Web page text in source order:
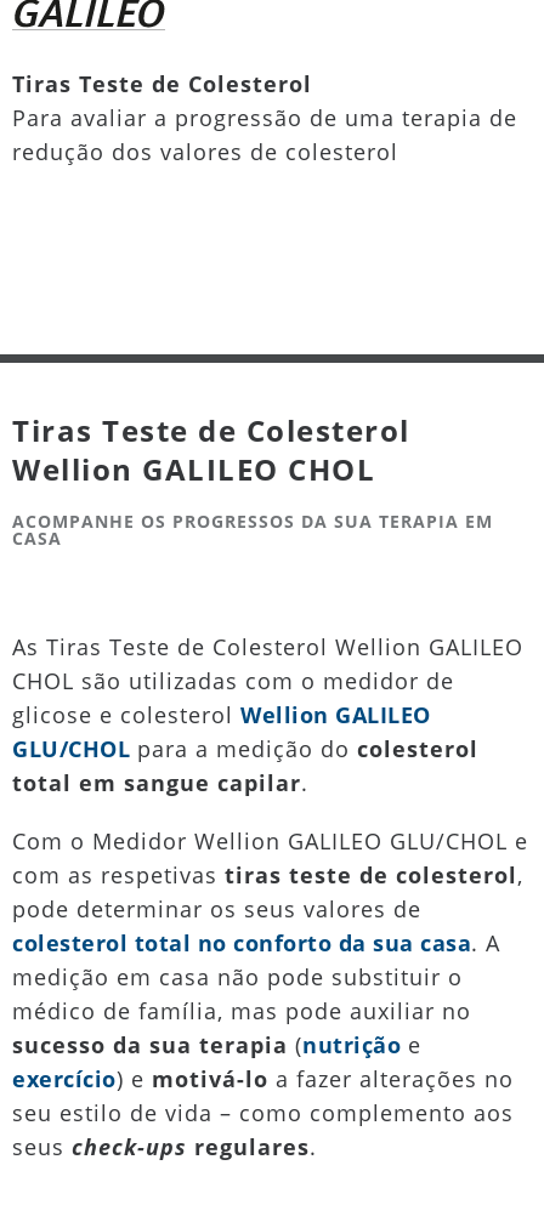
Tiras Teste de Colesterol
Para avaliar a progressão de uma terapia de
redução dos valores de colesterol
Tiras Teste de Colesterol
Wellion GALILEO CHOL
ACOMPANHE OS PROGRESSOS DA SUA TERAPIA EM
CASA
As Tiras Teste de Colesterol Wellion GALILEO
CHOL são utilizadas com o medidor de
glicose e colesterol Wellion GALILEO
GLU/CHOL para a medição do colesterol
total em sangue capilar.
Com o Medidor Wellion GALILEO GLU/CHOL e
com as respetivas tiras teste de colesterol,
pode determinar os seus valores de
colesterol total no conforto da sua casa. A
medição em casa não pode substituir o
médico de família, mas pode auxiliar no
sucesso da sua terapia (nutrição e
exercício) e motivá-lo a fazer alterações no
seu estilo de vida – como complemento aos
seus check-ups regulares.